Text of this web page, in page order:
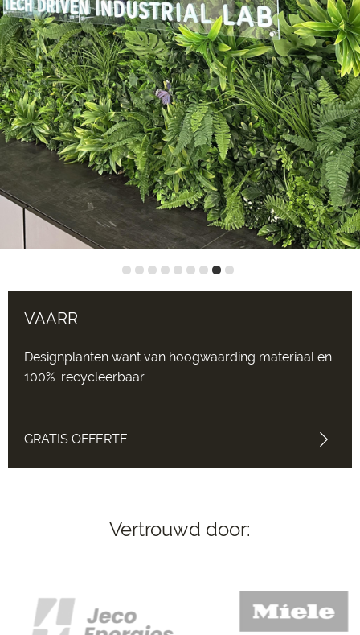
VAARR
Designplanten want van hoogwaarding materiaal en
100% recycleerbaar
GRATIS OFFERTE
Vertrouwd door: